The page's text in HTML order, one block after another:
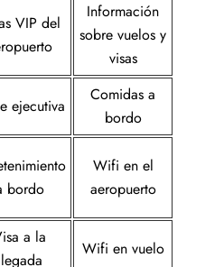
VIP del
Información
sobre vuelos y
visas
ejecutiva
Comidas a
bordo
bordo
Wifi en el
aeropuerto
a la
Wifi en vuelo